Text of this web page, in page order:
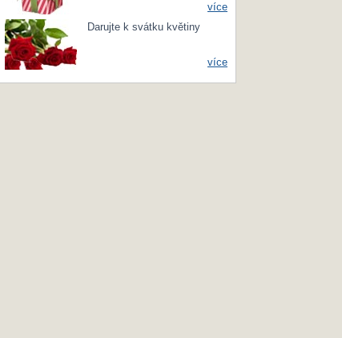
více
Darujte k svátku květiny
více